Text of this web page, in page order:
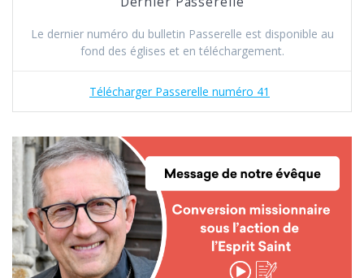
Le dernier numéro du bulletin Passerelle est disponible au
fond des églises et en téléchargement.
Télécharger Passerelle numéro 41